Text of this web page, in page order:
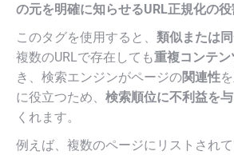
の元を明確に知らせるURL正規化の役
このタグを使用すると、 類似または
複数のURLで存在しても重複コンテ
き、検索エンジンがページの関連性
に役立つため、 検索順位に不利益を
くれます。
例えば、複数のページにリストされ